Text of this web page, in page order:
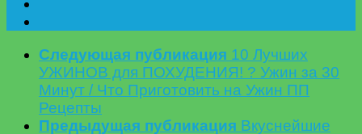
Следующая публикация 10 Лучших
УЖИНОВ для ПОХУДЕНИЯ! ? Ужин за 30
Минут / Что Приготовить на Ужин ПП
Рецепты
Предыдущая публикация Вкуснейшие